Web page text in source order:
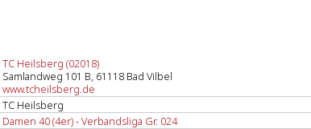
TC Heilsberg (02018)
Samlandweg 101 B, 61118 Bad Vilbel
www.tcheilsberg.de
TC Heilsberg
Damen 40 (4er) - Verbandsliga Gr. 024